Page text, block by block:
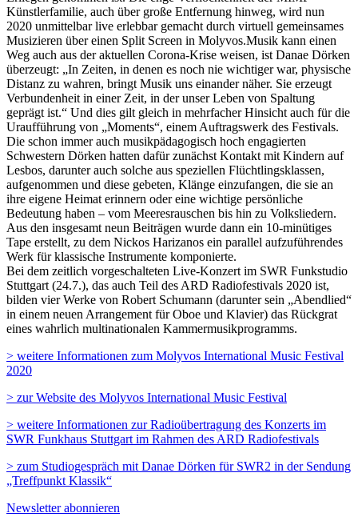
Künstlerfamilie, auch über große Entfernung hinweg, wird nun
2020 unmittelbar live erlebbar gemacht durch virtuell gemeinsames
Musizieren über einen Split Screen in Molyvos.Musik kann einen
Weg auch aus der aktuellen Corona-Krise weisen, ist Danae Dörken
überzeugt: „In Zeiten, in denen es noch nie wichtiger war, physische
Distanz zu wahren, bringt Musik uns einander näher. Sie erzeugt
Verbundenheit in einer Zeit, in der unser Leben von Spaltung
geprägt ist.“ Und dies gilt gleich in mehrfacher Hinsicht auch für die
Uraufführung von „Moments“, einem Auftragswerk des Festivals.
Die schon immer auch musikpädagogisch hoch engagierten
Schwestern Dörken hatten dafür zunächst Kontakt mit Kindern auf
Lesbos, darunter auch solche aus speziellen Flüchtlingsklassen,
aufgenommen und diese gebeten, Klänge einzufangen, die sie an
ihre eigene Heimat erinnern oder eine wichtige persönliche
Bedeutung haben – vom Meeresrauschen bis hin zu Volksliedern.
Aus den insgesamt neun Beiträgen wurde dann ein 10-minütiges
Tape erstellt, zu dem Nickos Harizanos ein parallel aufzuführendes
Werk für klassische Instrumente komponierte.
Bei dem zeitlich vorgeschalteten Live-Konzert im SWR Funkstudio
Stuttgart (24.7.), das auch Teil des ARD Radiofestivals 2020 ist,
bilden vier Werke von Robert Schumann (darunter sein „Abendlied“
in einem neuen Arrangement für Oboe und Klavier) das Rückgrat
eines wahrlich multinationalen Kammermusikprogramms.
> weitere Informationen zum Molyvos International Music Festival
2020
> zur Website des Molyvos International Music Festival
> weitere Informationen zur Radioübertragung des Konzerts im
SWR Funkhaus Stuttgart im Rahmen des ARD Radiofestivals
> zum Studiogespräch mit Danae Dörken für SWR2 in der Sendung
„Treffpunkt Klassik“
Newsletter abonnieren